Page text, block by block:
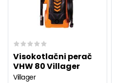
Visokotlačni perač
VHW 80 Villager
Villager